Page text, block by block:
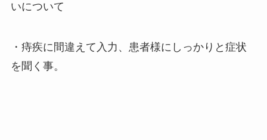
いについて
・痔疾に間違えて入力、患者様にしっかりと症状
を聞く事。